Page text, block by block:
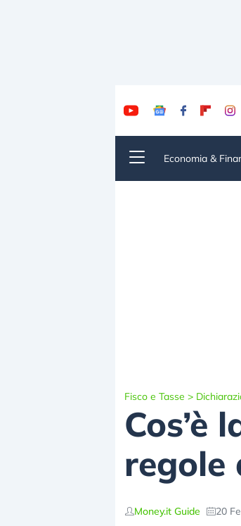
Economia &
Fisco e Tasse >
Cos’è
regole
Money.it Guide 20